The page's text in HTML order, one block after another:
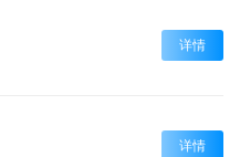
详情
详情